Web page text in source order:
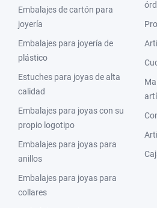
Embalajes de cartón para
joyería
Embalajes para joyería de
plástico
Estuches para joyas de alta
calidad
Embalajes para joyas con su
propio logotipo
Embalajes para joyas para
anillos
Embalajes para joyas para
collares